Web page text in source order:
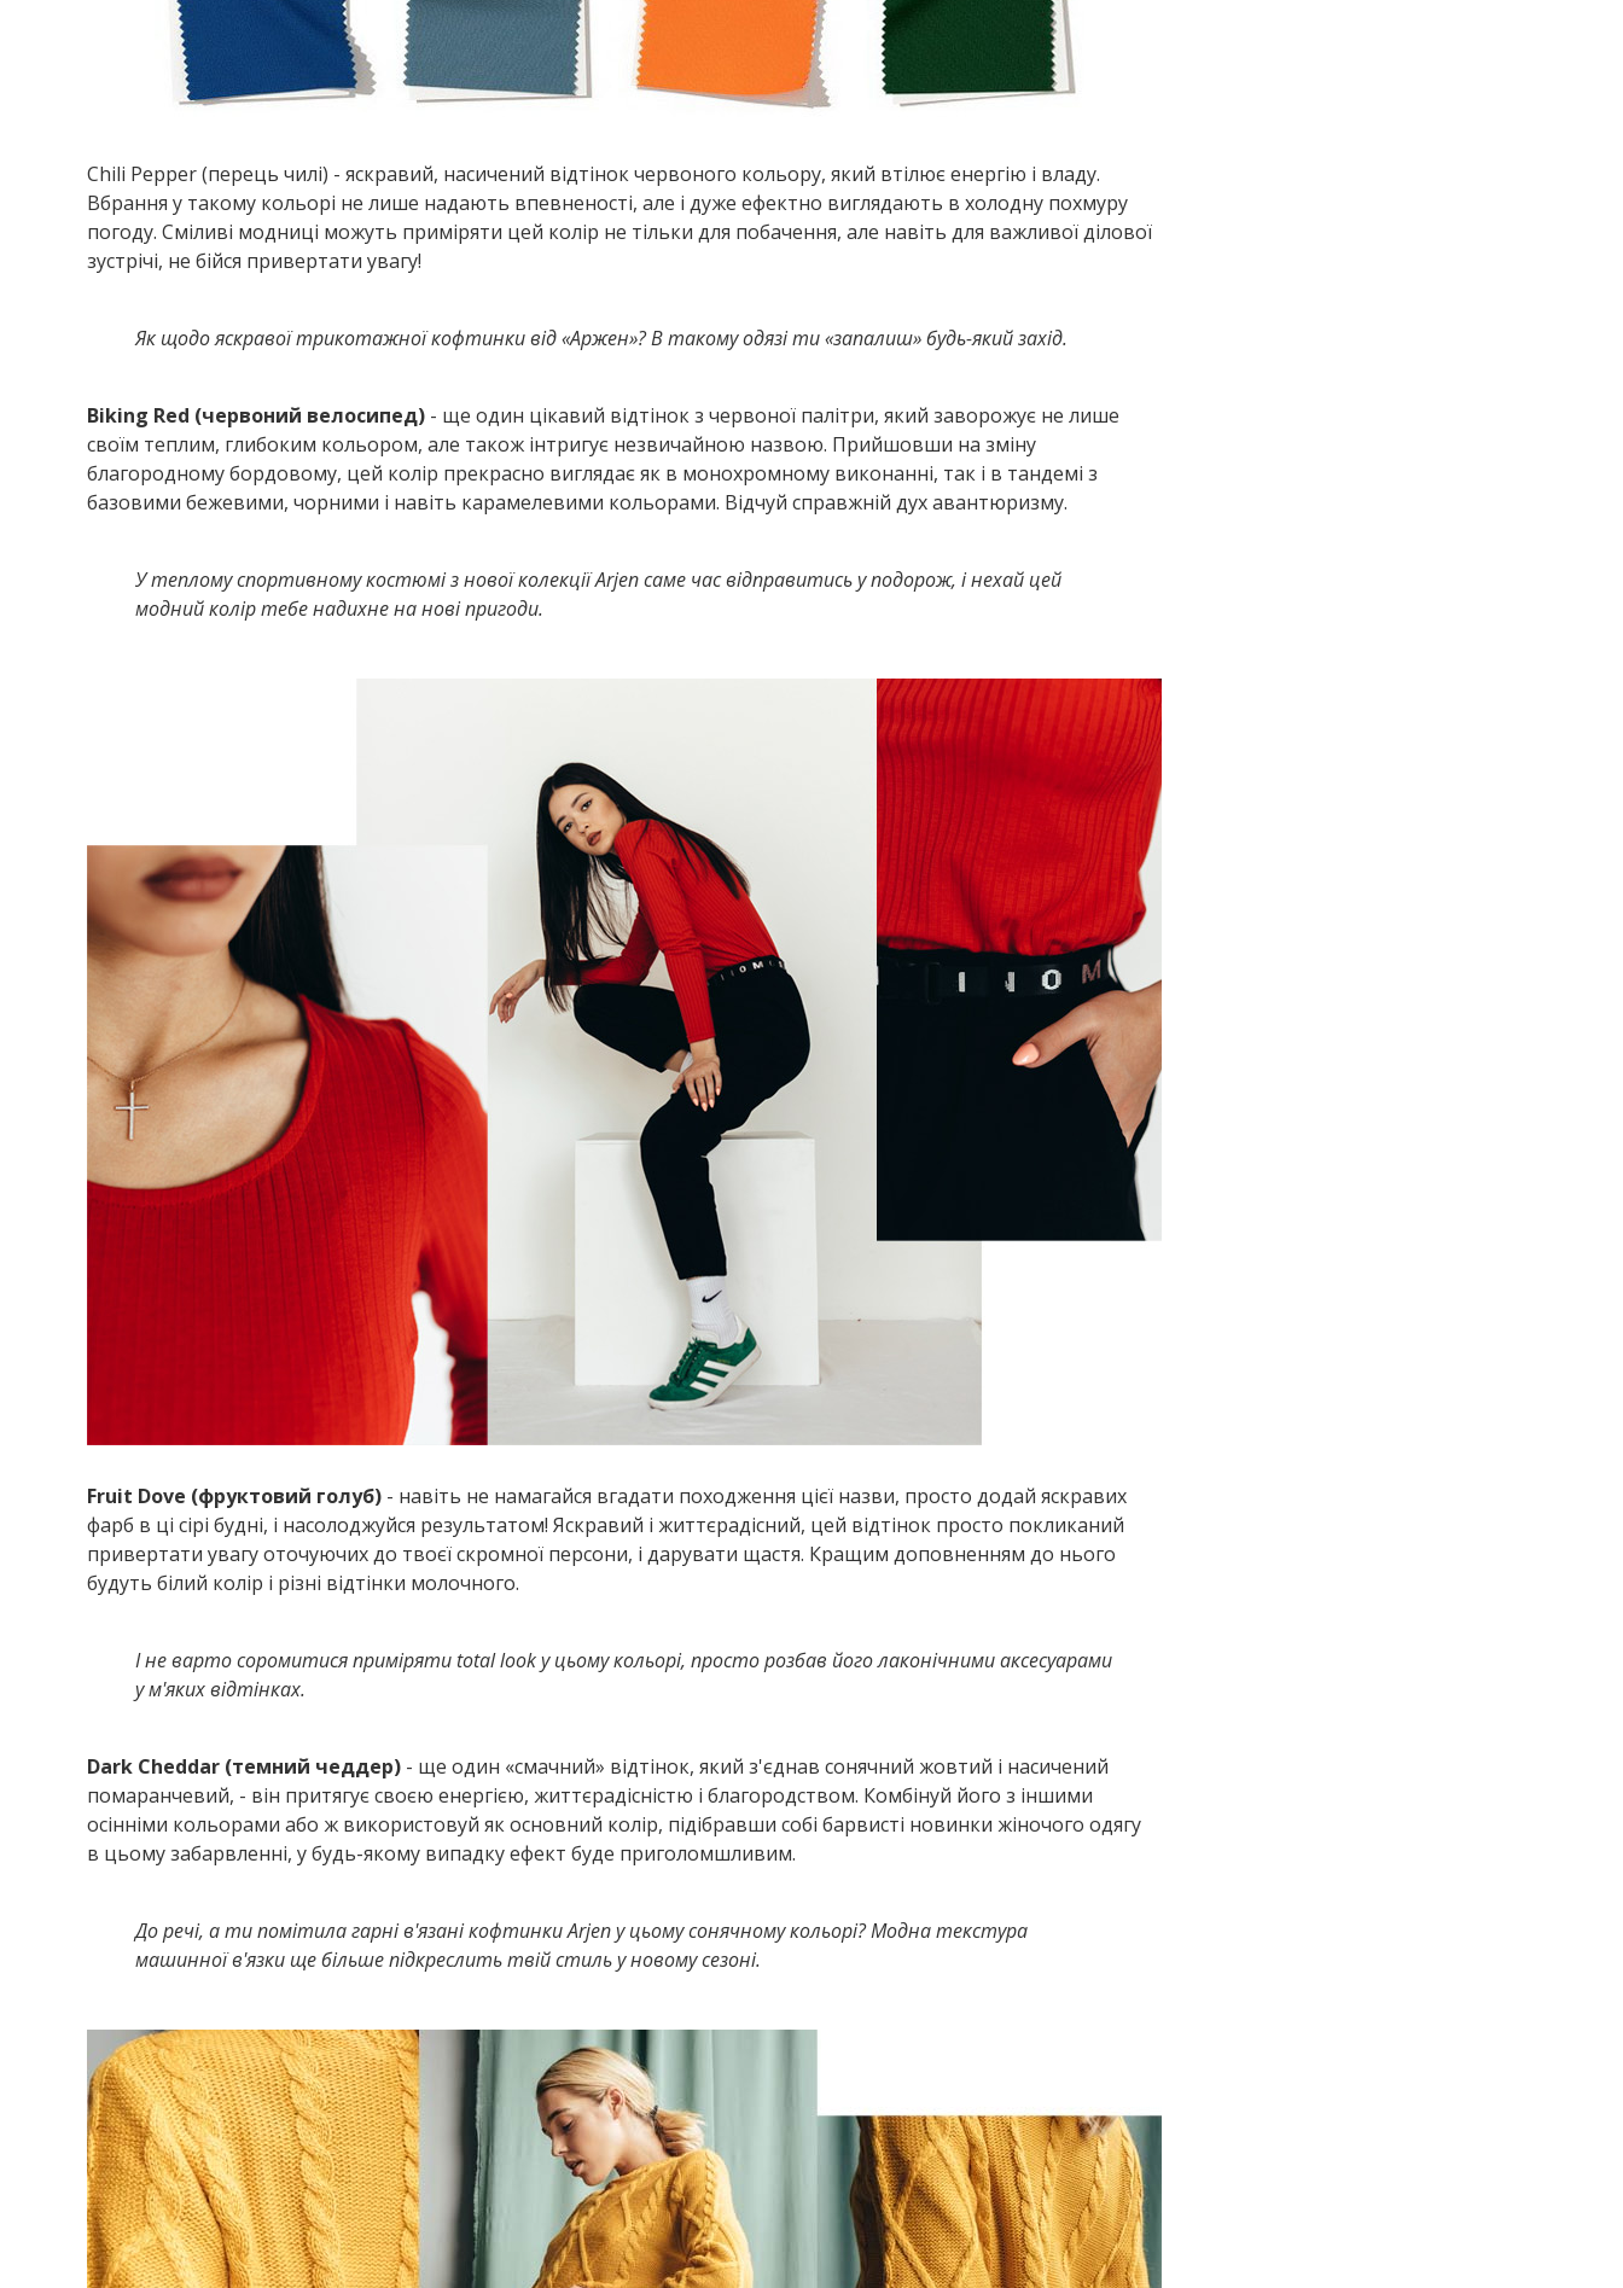
Chili Pepper (перець чилі) - яскравий, насичений відтінок червоного кольору, який втілює енергію і владу.
Вбрання у такому кольорі не лише надають впевненості, але і дуже ефектно виглядають в холодну похмуру
погоду. Сміливі модниці можуть приміряти цей колір не тільки для побачення, але навіть для важливої ​​ділової
зустрічі, не бійся привертати увагу!
Як щодо яскравої трикотажної кофтинки від «Аржен»? В такому одязі ти «запалиш» будь-який захід.
Biking Red (червоний велосипед) - ще один цікавий відтінок з червоної палітри, який заворожує не лише
своїм теплим, глибоким кольором, але також інтригує незвичайною назвою. Прийшовши на зміну
благородному бордовому, цей колір прекрасно виглядає як в монохромному виконанні, так і в тандемі з
базовими бежевими, чорними і навіть карамелевими кольорами. Відчуй справжній дух авантюризму.
У теплому спортивному костюмі з нової колекції Arjen саме час відправитись у подорож, і нехай цей
модний колір тебе надихне на нові пригоди.
Fruit Dove (фруктовий голуб) - навіть не намагайся вгадати походження цієї назви, просто додай яскравих
фарб в ці сірі будні, і насолоджуйся результатом! Яскравий і життєрадісний, цей відтінок просто покликаний
привертати увагу оточуючих до твоєї скромної персони, і дарувати щастя. Кращим доповненням до нього
будуть білий колір і різні відтінки молочного.
І не варто соромитися приміряти total look у цьому кольорі, просто розбав його лаконічними аксесуарами
у м'яких відтінках.
Dark Cheddar (темний чеддер) - ще один «смачний» відтінок, який з'єднав сонячний жовтий і насичений
помаранчевий, - він притягує своєю енергією, життєрадісністю і благородством. Комбінуй його з іншими
осінніми кольорами або ж використовуй як основний колір, підібравши собі барвисті новинки жіночого одягу
в цьому забарвленні, у будь-якому випадку ефект буде приголомшливим.
До речі, а ти помітила гарні в'язані кофтинки Arjen у цьому сонячному кольорі? Модна текстура
машинної в'язки ще більше підкреслить твій стиль у новому сезоні.